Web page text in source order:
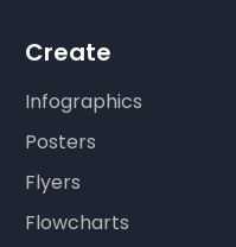
Create
Infographics
Posters
Flyers
Flowcharts